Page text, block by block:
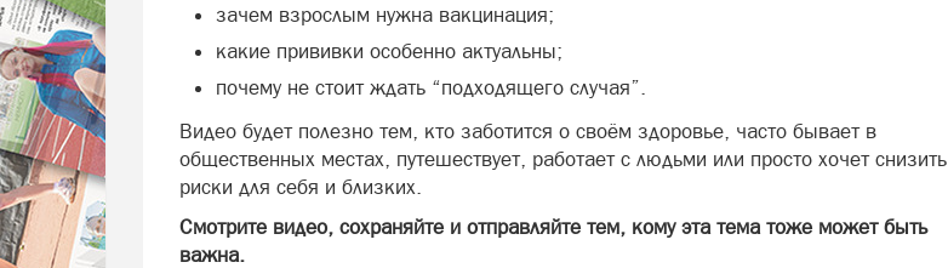
зачем взрослым нужна вакцинация;
какие прививки особенно актуальны;
почему не стоит ждать “подходящего случая”.
Видео будет полезно тем, кто заботится о своём здоровье, часто бывает в
общественных местах, путешествует, работает с людьми или просто хочет снизить
риски для себя и близких.
Смотрите видео, сохраняйте и отправляйте тем, кому эта тема тоже может быть
важна.